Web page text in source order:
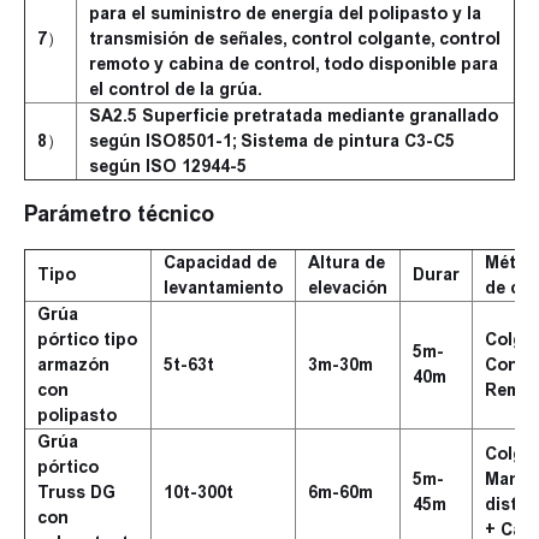
7）
para el suministro de energía del polipasto y la
transmisión de señales, control colgante, control
remoto y cabina de control, todo disponible para
el control de la grúa.
8）
SA2.5 Superficie pretratada mediante granallado
según ISO8501-1; Sistema de pintura C3-C5
según ISO 12944-5
Parámetro técnico
Tipo
Capacidad de
levantamiento
Altura de
elevación
Durar
de
Grúa
pórtico tipo
armazón
con
polipasto
5t-63t 3m-30m
5m-
40m
Grúa
pórtico
Truss DG
con
10t-300t 6m-60m
5m-
45m
+